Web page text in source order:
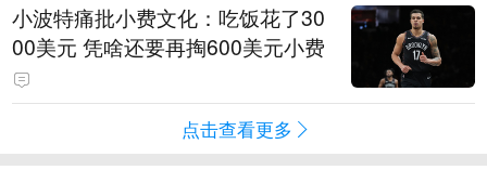
小波特痛批小费文化：吃饭花了30
00美元 凭啥还要再掏600美元小费
点击查看更多